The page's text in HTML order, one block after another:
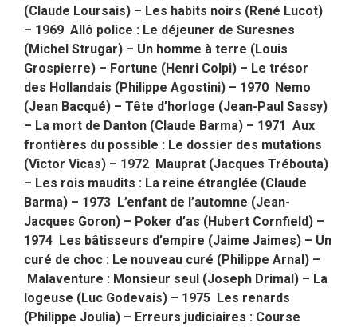
(Claude Loursais) – Les habits noirs (René Lucot)
– 1969 Allô police : Le déjeuner de Suresnes
(Michel Strugar) – Un homme à terre (Louis
Grospierre) – Fortune (Henri Colpi) – Le trésor
des Hollandais (Philippe Agostini) – 1970 Nemo
(Jean Bacqué) – Tête d’horloge (Jean-Paul Sassy)
– La mort de Danton (Claude Barma) – 1971 Aux
frontières du possible : Le dossier des mutations
(Victor Vicas) – 1972 Mauprat (Jacques Trébouta)
– Les rois maudits : La reine étranglée (Claude
Barma) – 1973 L’enfant de l’automne (Jean-
Jacques Goron) – Poker d’as (Hubert Cornfield) –
1974 Les bâtisseurs d’empire (Jaime Jaimes) – Un
curé de choc : Le nouveau curé (Philippe Arnal) –
Malaventure : Monsieur seul (Joseph Drimal) – La
logeuse (Luc Godevais) – 1975 Les renards
(Philippe Joulia) – Erreurs judiciaires : Course